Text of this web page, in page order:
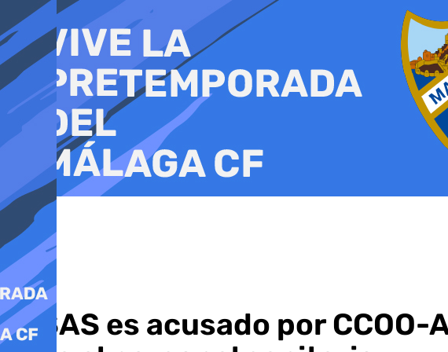
al
contenido
El SAS es acusado por